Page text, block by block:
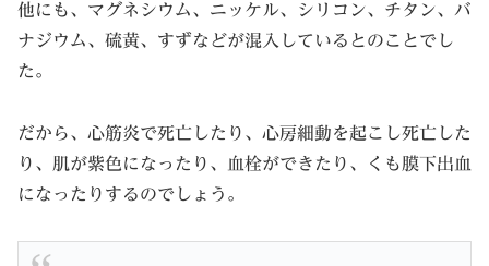
他にも、マグネシウム、ニッケル、シリコン、チタン、バ
ナジウム、硫黄、すずなどが混入しているとのことでし
た。
だから、心筋炎で死亡したり、心房細動を起こし死亡した
り、肌が紫色になったり、血栓ができたり、くも膜下出血
になったりするのでしょう。